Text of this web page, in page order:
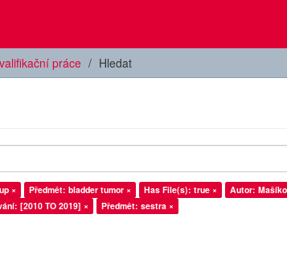
práce Hledat
× Předmět: bladder tumor × Has File(s): true ×
Autor:
[2010 TO 2019] × Předmět: sestra ×